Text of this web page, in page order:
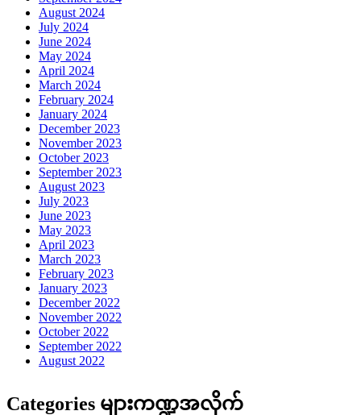
August 2024
July 2024
June 2024
May 2024
April 2024
March 2024
February 2024
January 2024
December 2023
November 2023
October 2023
September 2023
August 2023
July 2023
June 2023
May 2023
April 2023
March 2023
February 2023
January 2023
December 2022
November 2022
October 2022
September 2022
August 2022
Categories များကဏ္ဍအလိုက်